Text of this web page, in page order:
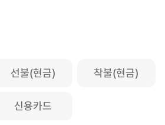
선불(현금) 착불(현금)
신용카드